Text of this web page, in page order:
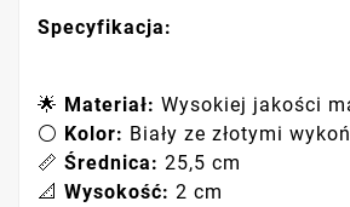
Specyfikacja:
🌟 Materiał: Wysokiej jakości
⚪ Kolor: Biały ze złotymi
📏 Średnica: 25,5 cm
📐 Wysokość: 2 cm